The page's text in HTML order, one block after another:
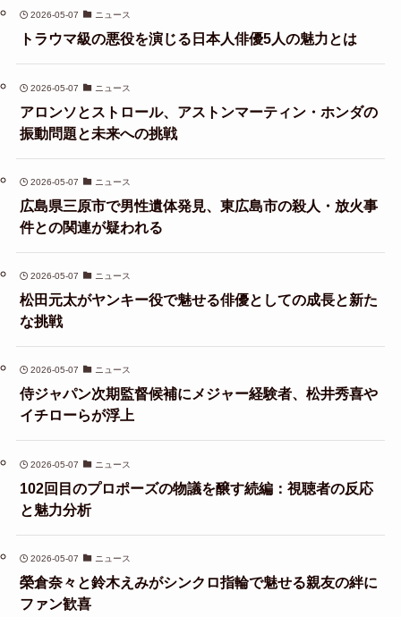
2026-05-07 ニュース
トラウマ級の悪役を演じる日本人俳優5人の魅力とは
2026-05-07 ニュース
アロンソとストロール、アストンマーティン・ホンダの
振動問題と未来への挑戦
2026-05-07 ニュース
広島県三原市で男性遺体発見、東広島市の殺人・放火事
件との関連が疑われる
2026-05-07 ニュース
松田元太がヤンキー役で魅せる俳優としての成長と新た
な挑戦
2026-05-07 ニュース
侍ジャパン次期監督候補にメジャー経験者、松井秀喜や
イチローらが浮上
2026-05-07 ニュース
102回目のプロポーズの物議を醸す続編：視聴者の反応
と魅力分析
2026-05-07 ニュース
榮倉奈々と鈴木えみがシンクロ指輪で魅せる親友の絆に
ファン歓喜